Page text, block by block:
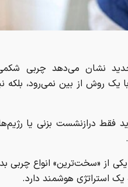
جدید نشان می‌دهد چربی
روش از بین نمی‌رود، بلکه
فقط درازنشست بزنی یا
از «سخت‌ترین» انواع چربی
یک استراتژی هوشمند دارد.